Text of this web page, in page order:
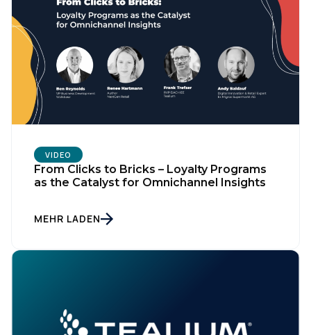
VIDEO
From Clicks to Bricks – Loyalty Programs
as the Catalyst for Omnichannel Insights
MEHR LADEN